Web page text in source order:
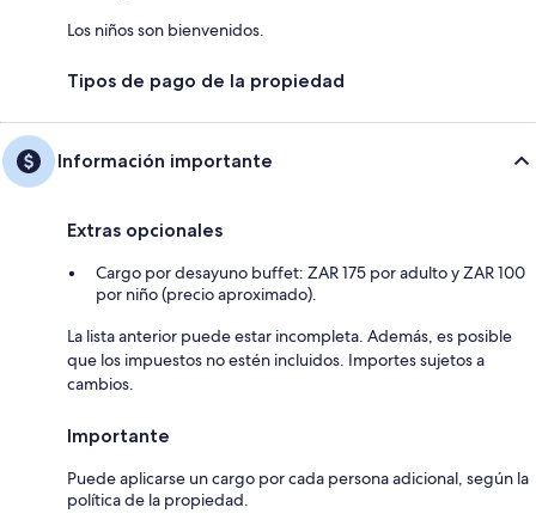
Los niños son bienvenidos.
Tipos de pago de la propiedad
Información importante
Extras opcionales
Cargo por desayuno buffet: ZAR 175 por adulto y ZAR 100
por niño (precio aproximado).
La lista anterior puede estar incompleta. Además, es posible
que los impuestos no estén incluidos. Importes sujetos a
cambios.
Importante
Puede aplicarse un cargo por cada persona adicional, según la
política de la propiedad.